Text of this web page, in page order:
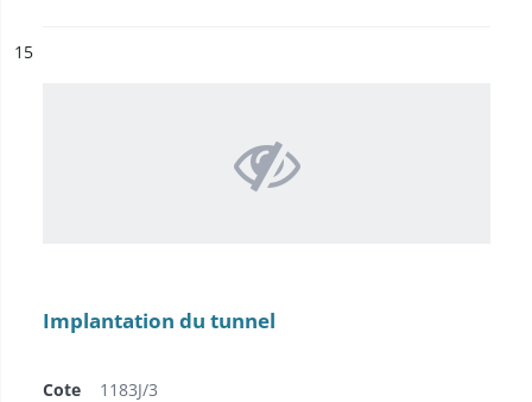
n°
15
Implantation du tunnel
Cote 1183J/3